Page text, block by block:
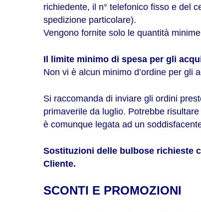
richiedente, il n° telefonico fisso e del
spedizione particolare).
Vengono fornite solo le quantità
Il limite minimo di spesa per gli
Non vi è alcun minimo d’ordine per gli
Si raccomanda di inviare gli ordini
primaverile da luglio. Potrebbe
è comunque legata ad un
Sostituzioni delle bulbose richieste
Cliente.
SCONTI E PROMOZIONI